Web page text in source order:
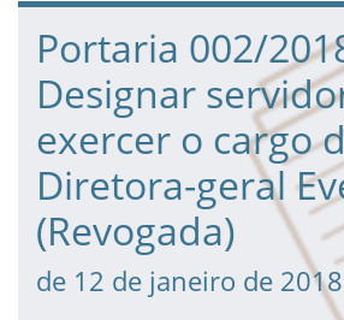
Fim da navegação
Início do conteúdo
Portaria 002/
Designar
exercer o cargo
Diretora-geral
(Revogada)
de 12 de janeiro de 2018